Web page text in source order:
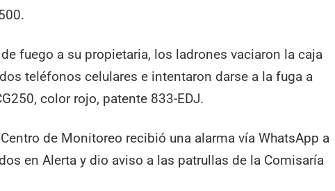
fuego a su propietaria, los ladrones vaciaron la caja
teléfonos celulares e intentaron darse a la fuga a
color rojo, patente 833-EDJ.
de Monitoreo recibió una alarma vía WhatsApp a
en Alerta y dio aviso a las patrullas de la Comisaría